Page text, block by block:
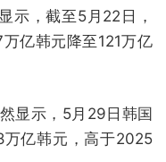
示，截至5月22日，
亿韩元降至121万亿
显示，5月29日韩国
亿韩元，高于2025